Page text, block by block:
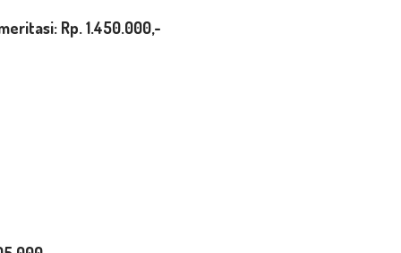
Rp. 1.450.000,-